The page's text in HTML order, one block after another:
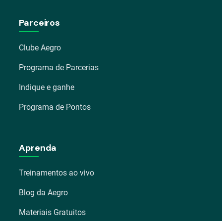
Parceiros
Clube Aegro
Programa de Parcerias
Indique e ganhe
Programa de Pontos
Aprenda
Treinamentos ao vivo
Blog da Aegro
Materiais Gratuitos